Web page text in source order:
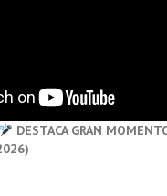
DESTACA GRAN